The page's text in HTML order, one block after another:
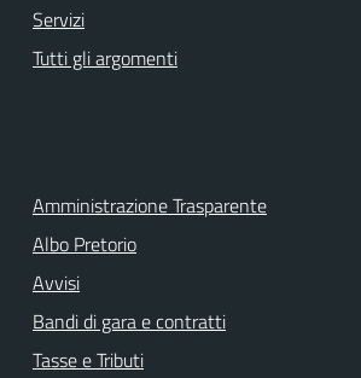
Servizi
Tutti gli argomenti
Amministrazione Trasparente
Albo Pretorio
Avvisi
Bandi di gara e contratti
Tasse e Tributi